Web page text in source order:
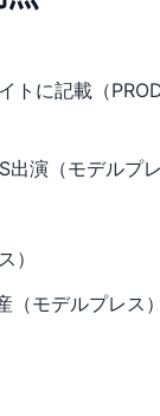
トに記載（
出演（モデルプ
）
（モデルプレス